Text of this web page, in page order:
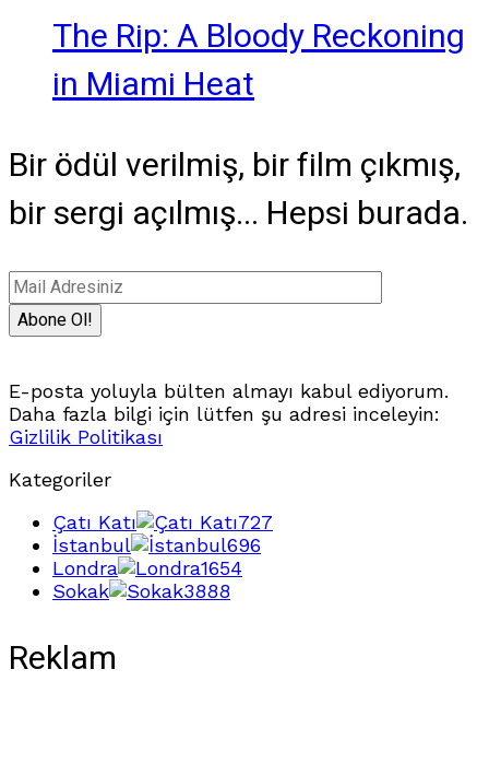
The Rip: A Bloody Reckoning
in Miami Heat
Bir ödül verilmiş, bir film çıkmış,
bir sergi açılmış... Hepsi burada.
E-posta yoluyla bülten almayı kabul ediyorum.
Daha fazla bilgi için lütfen şu adresi inceleyin:
Gizlilik Politikası
Kategoriler
Çatı Katı
727
İstanbul
696
Londra
1654
Sokak
3888
Reklam